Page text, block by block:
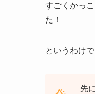
すごくかっ
た！
というわけ
先